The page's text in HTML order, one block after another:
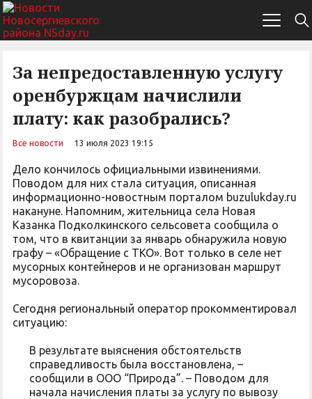
За непредоставленную услугу
оренбуржцам начислили
плату: как разобрались?
Все новости 13 июля 2023 19:15
Дело кончилось официальными извинениями.
Поводом для них стала ситуация, описанная
информационно-новостным порталом buzulukday.ru
накануне. Напомним, жительница села Новая
Казанка Подколкинского сельсовета сообщила о
том, что в квитанции за январь обнаружила новую
графу – «Обращение с ТКО». Вот только в селе нет
мусорных контейнеров и не организован маршрут
мусоровоза.
Сегодня региональный оператор прокомментировал
ситуацию:
В результате выяснения обстоятельств
справедливость была восстановлена, –
сообщили в ООО “Природа”. – Поводом для
начала начисления платы за услугу по вывозу